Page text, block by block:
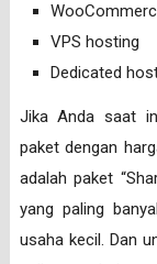
VPS hosting
Dedicated
Jika Anda saat
paket dengan
adalah paket
yang paling
usaha kecil. Dan